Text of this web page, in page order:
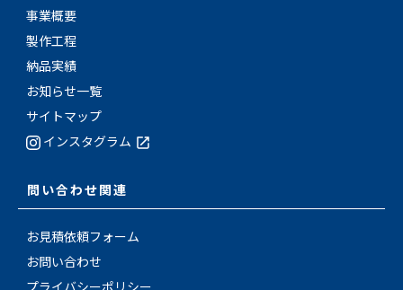
事業概要
製作工程
納品実績
お知らせ一覧
サイトマップ
インスタグラム
問い合わせ関連
お見積依頼フォーム
お問い合わせ
プライバシーポリシー